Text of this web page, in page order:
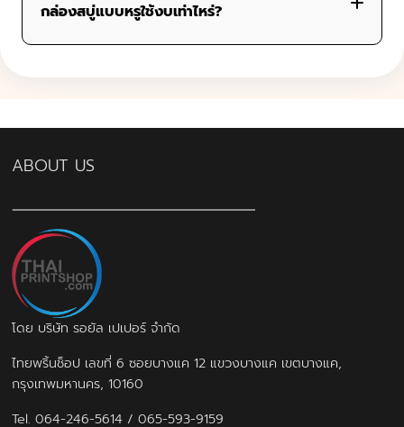
– สบู่หลายก้อนหรือกล่องของขวัญ:
กล่องสบู่แบบหรูใช้งบเท่าไหร่?
เทคนิคพิเศษ เช่น ปั๊มฟอยล์ทอง, เคลือบ Spot UV,
ขนาดกล่อง และจำนวนสั่งผลิต
ABOUT US
โดย บริษัท รอยัล เปเปอร์ จำกัด
ไทยพริ้นช็อป เลขที่ 6 ซอยบางแค 12 แขวงบางแค เขตบางแค,
กรุงเทพมหานคร, 10160
Tel.064-246-5614 /065-593-9159